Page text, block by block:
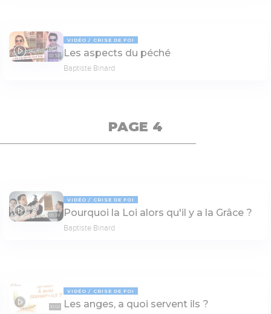
03:53
VIDÉO CRISE DE FOI
Les aspects du péché
Baptiste Binard
PAGE 4
05:39
VIDÉO CRISE DE FOI
Pourquoi la Loi alors qu'il y a la Grâce ?
Baptiste Binard
10:02
VIDÉO CRISE DE FOI
Les anges, a quoi servent ils ?